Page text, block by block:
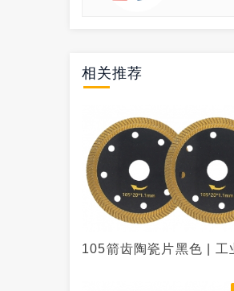
相关推荐
105箭齿陶瓷片黑色 | 工